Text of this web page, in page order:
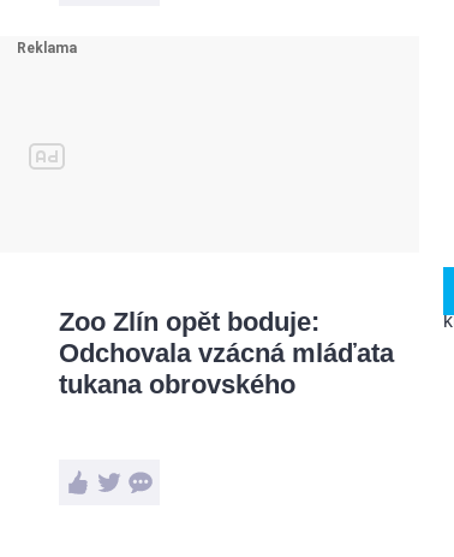
Zoo Zlín opět boduje:
Odchovala vzácná mláďata
tukana obrovského